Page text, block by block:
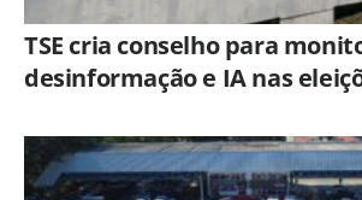
TSE cria conselho para
desinformação e IA nas